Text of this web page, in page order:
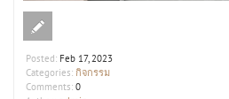
Posted: Feb 17, 2023
Categories: กิจกรรม
Comments: 0